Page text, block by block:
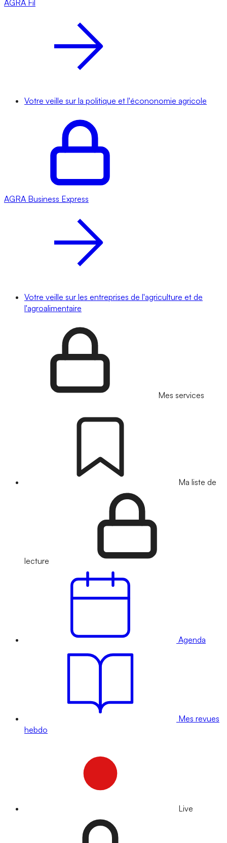
AGRA Fil
Votre veille sur la politique et l'écononomie agricole
AGRA Business Express
Votre veille sur les entreprises de l'agriculture et de
l'agroalimentaire
Mes services
Ma liste de
lecture
Agenda
Mes revues
hebdo
Live